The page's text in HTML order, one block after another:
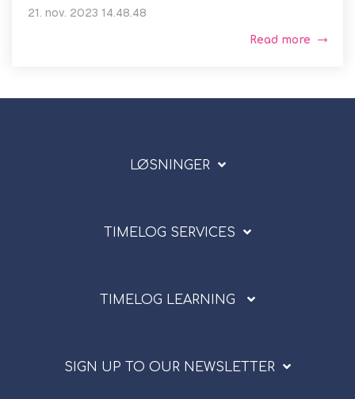
21. nov. 2023 14.48.48
Read more
LØSNINGER
TIMELOG SERVICES
TIMELOG LEARNING
SIGN UP TO OUR NEWSLETTER